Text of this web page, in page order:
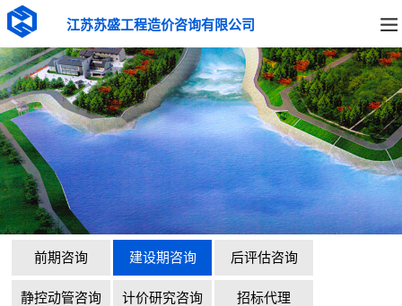
江苏苏盛工程造价咨询有限公司
前期咨询 建设期咨询 后评估咨询
静控动管咨询 计价研究咨询 招标代理